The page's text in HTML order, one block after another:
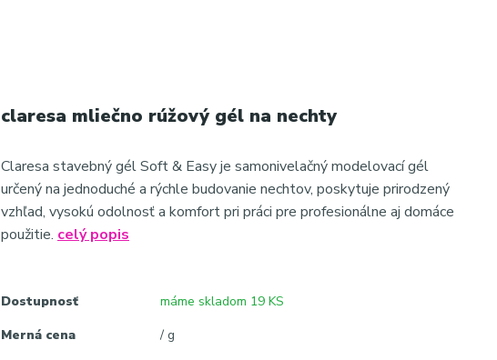
claresa mliečno rúžový gél na nechty
Claresa stavebný gél Soft & Easy je samonivelačný modelovací gél
určený na jednoduché a rýchle budovanie nechtov, poskytuje prirodzený
vzhľad, vysokú odolnosť a komfort pri práci pre profesionálne aj domáce
použitie. celý popis
Dostupnosť
máme skladom 19 KS
Merná cena
/ g